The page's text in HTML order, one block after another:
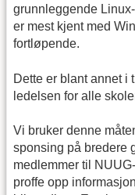
grunnleggende
er mest kjent med
fortløpende.
Dette er blant annet i
ledelsen for alle
Vi bruker denne
sponsing på bredere
medlemmer til
proffe opp